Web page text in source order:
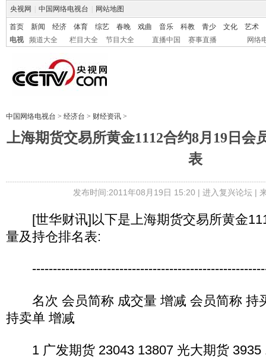
央视网 中国网络电视台 网站地图
首页 新闻 经济 体育 综艺 春晚 戏曲 音乐 科教 青少 文化
艺术
电视
频道大全 栏目大全 节目大全 直播中国 赛事直播 网络
中国网络电视台 > 经济台 > 财经资讯 >
上海期货交易所黄金1112合约8月19日会
表
发布时间:2011年08月19日 15:20 | 进入复兴论坛|
[世华财讯]以下是上海期货交易所黄金
量及持仓排名表:
名次 会员简称 成交量 增减 会员简称 持
持卖单 增减
1 广发期货 23043 13807 光大期货 3935